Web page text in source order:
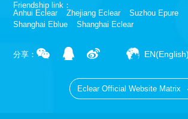
Friendship link：
Anhui Eclear
Zhejiang Eclear
Suzhou Epure
Shanghai Eblue
Shanghai Eclear
分享： EN(English)
Eclear Official Website Matrix